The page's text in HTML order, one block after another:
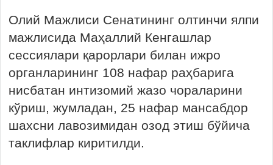
Олий Мажлиси Сенатининг олтинчи ялпи
мажлисида Маҳаллий Кенгашлар
сессиялари қарорлари билан ижро
органларининг 108 нафар раҳбарига
нисбатан интизомий жазо чораларини
кўриш, жумладан, 25 нафар мансабдор
шахсни лавозимидан озод этиш бўйича
таклифлар киритилди.